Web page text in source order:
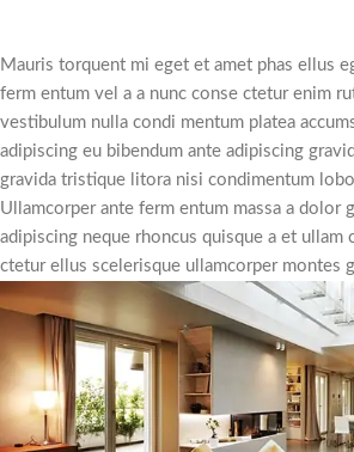
Mauris torquent mi eget et amet phas ellus
ferm entum vel a a nunc conse ctetur enim
vestibulum nulla condi mentum platea
adipiscing eu bibendum ante adipiscing
gravida tristique litora nisi condimentum
Ullamcorper ante ferm entum massa a dolor
adipiscing neque rhoncus quisque a et ullam
ctetur ellus scelerisque ullamcorper montes